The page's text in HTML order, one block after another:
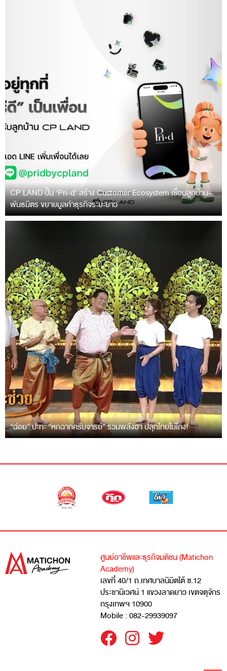
CP LAND ปั้น ‘Pri-d’ สร้าง Customer Ecosystem เชื่อมลูกบ้าน-
พันธมิตร ขยายมูลค่าธุรกิจระยะยาว
“ฉ่อย” ปะทะ “หกฉากครับจารย์” รวมพลังฮา ปลุกไทยไม่โกง!
ศูนย์อาชีพและธุรกิจมติชน (Matichon
Academy)
เลขที่ 40/1 ถ.เทศบาลนิมิตใต้ ซ.12
ประชานิเวศน์ 1 แขวงลาดยาว เขตจตุจักร
กรุงเทพฯ 10900
Mobile : 082-29939097